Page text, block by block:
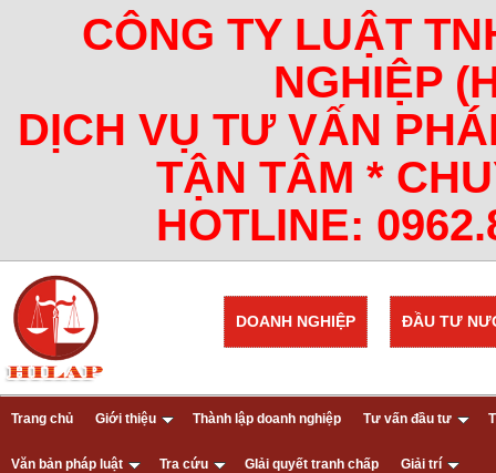
CÔNG TY LUẬT
NGHIỆP
DỊCH VỤ TƯ VẤN
TẬN TÂM *
HOTLINE:
ĐẦU TƯ
DOANH NGHIỆP
Trang chủ Giới thiệu Thành lập doanh nghiệp Tư vấn đầu tư
Văn bản pháp luật Tra cứu GIải quyết tranh chấp Giải trí